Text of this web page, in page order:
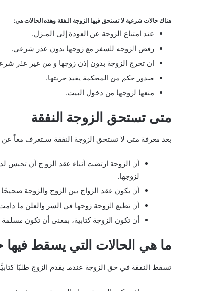
هناك حالات شرعية لا تستحق فيها الزوجة النفقة وهذه الحالات هي:
عند امتناع الزوجة عن العودة إلى المنزل.
رفض الزوجه للسفر مع زوجها بدون عذر شرعي.
ان تخرج الزوجة بدون إذن زوجها و من غير عذر
صدور حكم من المحكمة يقيد حريتها.
منعها لزوجها من دخول البيت.
متى تستحق الزوجة النفقة
بعد معرفة متى لا تستحق الزوجة النفقة سنتعرف معاً عن
أن الزوجة ارتضت أثناء عقد الزواج أن تحبس
لزوجها.
أن يكون عقد الزواج بين الزوج والزوجة صحيحًا
أن تطيع الزوجة زوجها في السر والعلن ما
أن تكون الزوجة كتابية، بمعنى أن تكون
ما هي الحالات التي يسقط
تسقط النفقة في حق الزوجة عندما يقدم الزوج طلبًا